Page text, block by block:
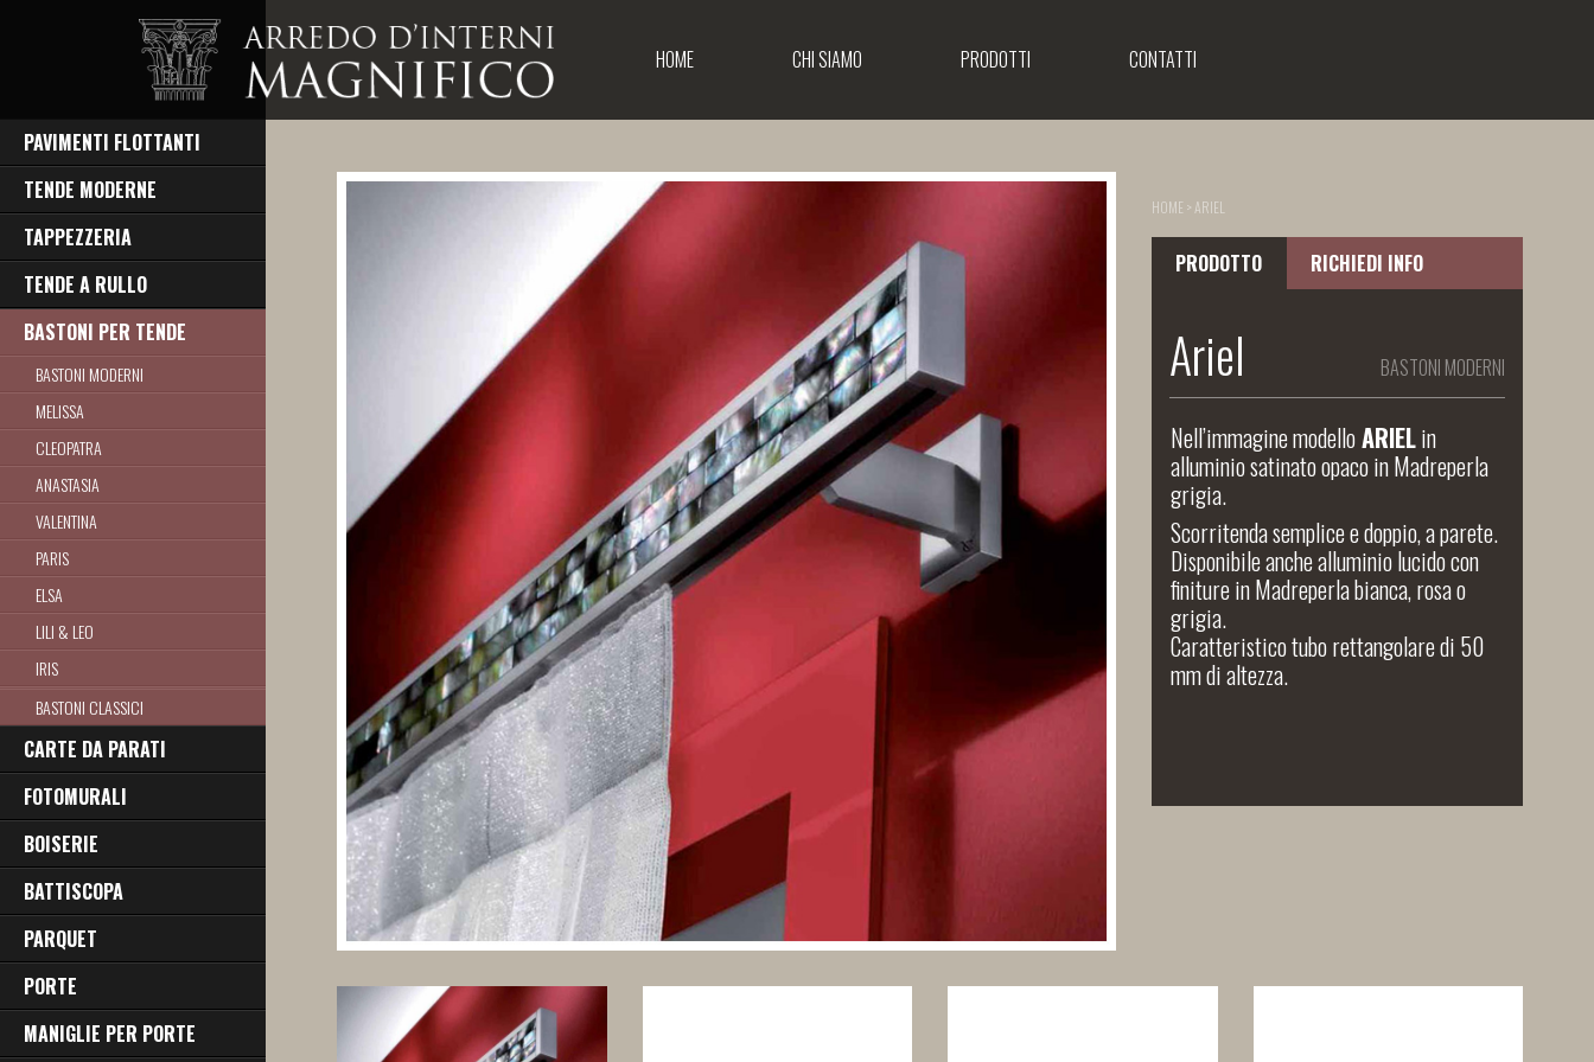
HOME CHI SIAMO PRODOTTI CONTATTI
HOME > ARIEL
PRODOTTO RICHIEDI INFO
Ariel BASTONI MODERNI
Nell’immagine modelloARIELin
alluminio satinato opaco in Madreperla
grigia.
Scorritenda semplice e doppio, a parete.
Disponibile anche alluminio lucido con
finiture in Madreperla bianca, rosa o
grigia.
Caratteristico tubo rettangolare di 50
mm di altezza.
PAVIMENTI FLOTTANTI
TENDE MODERNE
TAPPEZZERIA
TENDE A RULLO
BASTONI PER TENDE
BASTONI MODERNI
MELISSA
CLEOPATRA
ANASTASIA
VALENTINA
PARIS
ELSA
LILI & LEO
IRIS
CECILIA
ADA
NINA
NADIA
CLARA
YASINE
ZARA
NENNÉ
KINNE
AZZURRA
BASTONI CLASSICI
CARTE DA PARATI
FOTOMURALI
BOISERIE
BATTISCOPA
PARQUET
PORTE
MANIGLIE PER PORTE